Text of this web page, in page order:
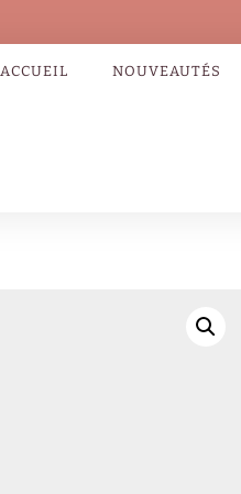
ACCUEIL NOUVEAUTÉS